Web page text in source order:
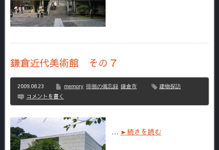
鎌倉近代美術館 その７
2009.08.23 memory 徘徊の備忘録 鎌倉市 建物探訪
コメントを書く
… ►続きを読む